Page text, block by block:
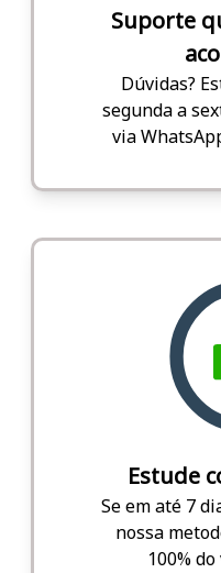
Suporte
Dúvidas?
segunda a
via
Estude
Se em até 7
nossa
100%